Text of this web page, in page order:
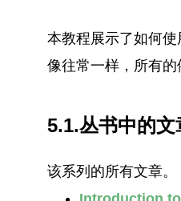
本教程展示了如何
像往常一样，所有
5.1.丛书中的文
该系列的所有文章。